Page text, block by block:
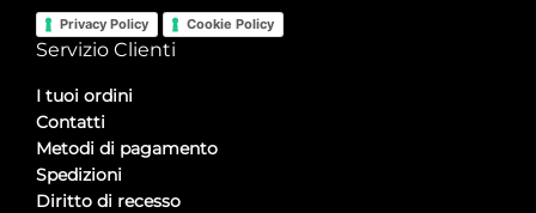
Privacy Policy Cookie Policy
Servizio Clienti
I tuoi ordini
Contatti
Metodi di pagamento
Spedizioni
Diritto di recesso